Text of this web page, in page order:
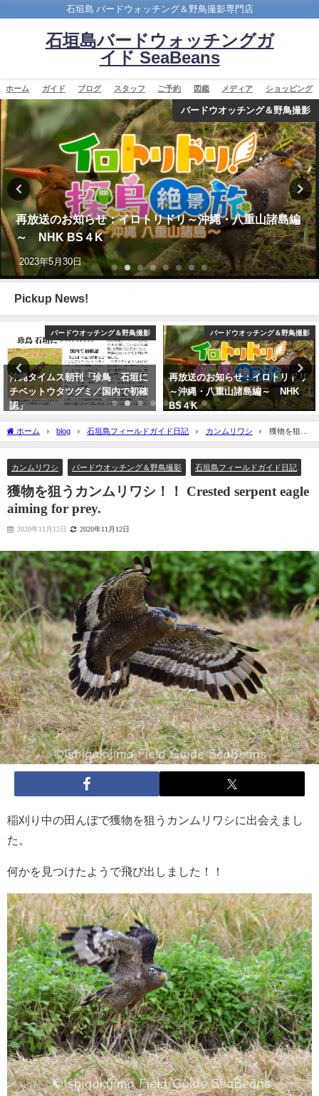
石垣島 バードウォッチング＆野鳥撮影専門店
石垣島バードウォッチングガ
イド SeaBeans
ホーム ガイド ブログ スタッフ ご予約 図鑑 メディア ショッピング
影 バードウオッチング＆野鳥
沖縄タイムス朝刊「珍鳥 石垣にチベットウタツグミ
国内で初確認」
2020年2月21日
Pickup News!
バードウオッチング＆野鳥撮影
再放送のお知らせ：イロトリドリ
～沖縄・八重山諸島編～ NHK
BS４K
カンムリ
BIRDER 2025年1月号 勇猛・
壮 日本のワシ「表紙、カンム
シの記事を担当しました。」
ホーム blog 石垣島フィールドガイド日記 カンムリワシ
獲物を狙う
カンムリワシ！！ Crested serpent eagle aiming for prey.
カンムリワシ バードウオッチング＆野鳥撮影 石垣島フィールドガイド日記
獲物を狙うカンムリワシ！！ Crested serpent eagle
aiming for prey.
2020年11月12日 2020年11月12日
稲刈り中の田んぼで獲物を狙うカンムリワシに出会えまし
た。
何かを見つけたようで飛び出しました！！